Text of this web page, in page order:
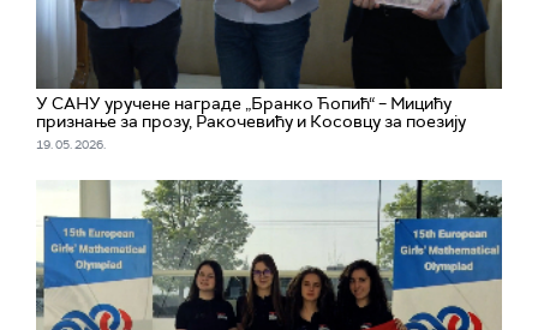
У САНУ уручене награде „Бранко Ћопић“ – Мицићу
признање за прозу, Ракочевићу и Косовцу за поезију
19. 05. 2026.